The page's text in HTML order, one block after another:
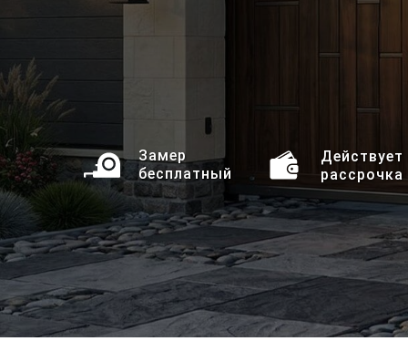
Замер
бесплатный
Действует
рассрочка